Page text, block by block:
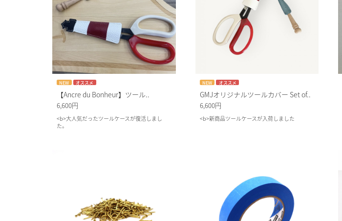
NEW オススメ
【Ancre du Bonheur】ツール..
6,600円
<b>大人気だったツールケースが復活しまし
た。
NEW オススメ
GMJオリジナルツールカバー Set of..
6,600円
<b>新商品ツールケースが入荷しました